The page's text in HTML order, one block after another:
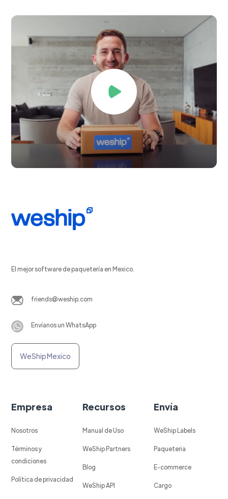
El mejor software de paquetería en Mexico.
friends@weship.com
Envíanos un WhatsApp
WeShip Mexico
Empresa
Nosotros
Términos y
condiciones
Política de privacidad
Recursos
Manual de Uso
WeShip Partners
Blog
WeShip API
Envía
WeShip Labels
Paqueteria
E-commerce
Cargo